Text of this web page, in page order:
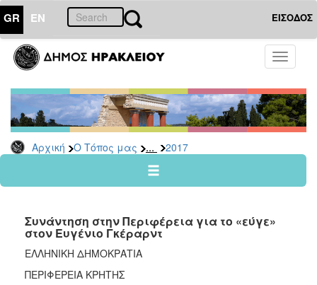
GR EN ΕΙΣΟΔΟΣ
Toggle
Αρχική Ο Τόπος μας ... 2017
ΤΟΠΟΣ
ΜΑΣ
Ανακοινώσεις
Αρχείο
2026
2024
2022
2021
2020
Συνάντηση στην Περιφέρεια για το «εύγε»
στον Ευγένιο Γκέραρντ
ΕΛΛΗΝΙΚΗ ΔΗΜΟΚΡΑΤΙΑ
ΠΕΡΙΦΕΡΕΙΑ ΚΡΗΤΗΣ